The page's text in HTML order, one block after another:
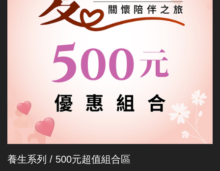
養生系列 / 500元超值組合區